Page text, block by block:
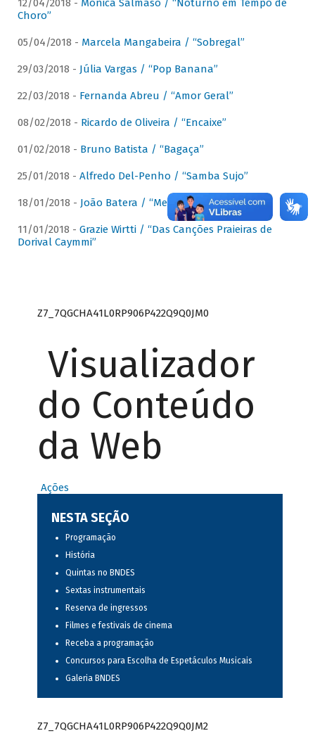
12/04/2018 - Mônica Salmaso / “Noturno em Tempo de
Choro”
05/04/2018 - Marcela Mangabeira / “Sobregal”
29/03/2018 - Júlia Vargas / “Pop Banana”
22/03/2018 - Fernanda Abreu / “Amor Geral”
08/02/2018 - Ricardo de Oliveira / “Encaixe”
01/02/2018 - Bruno Batista / “Bagaça”
25/01/2018 - Alfredo Del-Penho / “Samba Sujo”
18/01/2018 - João Batera / “Meu Pandeiro”
11/01/2018 - Grazie Wirtti / “Das Canções Praieiras de
Dorival Caymmi”
Z7_7QGCHA41L0RP906P422Q9Q0JM0
Visualizador
do Conteúdo
da Web
Ações
NESTA SEÇÃO
Programação
História
Quintas no BNDES
Sextas instrumentais
Reserva de ingressos
Filmes e festivais de cinema
Receba a programação
Concursos para Escolha de Espetáculos Musicais
Galeria BNDES
Z7_7QGCHA41L0RP906P422Q9Q0JM2